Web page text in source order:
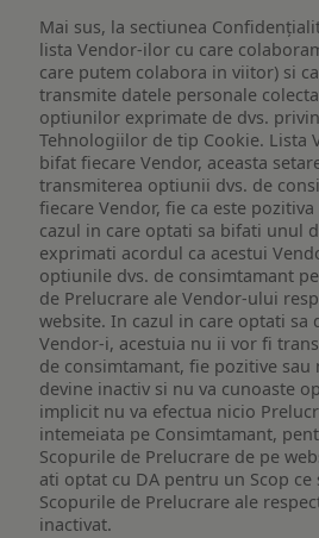
Mai sus, la sectiunea
lista Vendor-ilor cu care
care putem colabora in viitor) si
transmite datele personale
optiunilor exprimate de dvs.
Tehnologiilor de tip Cookie. Lista
bifat fiecare Vendor, aceasta
transmiterea optiunii dvs. de
fiecare Vendor, fie ca este
cazul in care optati sa bifati unul
exprimati acordul ca acestui
optiunile dvs. de consimtamant
de Prelucrare ale Vendor-ului
website. In cazul in care optati
Vendor-i, acestuia nu ii vor fi
de consimtamant, fie pozitive sau
devine inactiv si nu va cunoaste
implicit nu va efectua nicio
intemeiata pe Consimtamant,
Scopurile de Prelucrare de pe
ati optat cu DA pentru un Scop
Scopurile de Prelucrare ale
inactivat.